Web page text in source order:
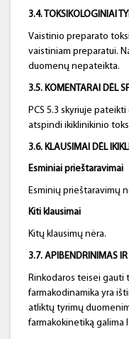
3.4. TOKSIKOLOGINIAI
Vaistinio preparato
vaistiniam preparatui.
duomenų nepateikta.
3.5. KOMENTARAI DĖL
PCS 5.3 skyriuje
atspindi ikiklinikinio
3.6. KLAUSIMAI DĖL
Esminiai prieštaravimai
Esminių prieštaravimų
Kiti klausimai
Kitų klausimų nėra.
3.7. APIBENDRINIMAS
Rinkodaros teisei gauti
farmakodinamika yra
atliktų tyrimų
farmakokinetiką galima